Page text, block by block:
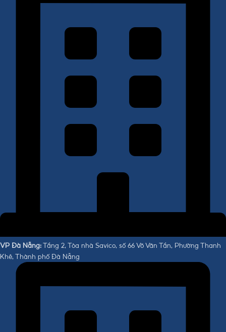
VP Đà Nẵng: Tầng 2, Tòa nhà Savico, số 66 Võ Văn Tần, Phường Thanh
Khê, Thành phố Đà Nẵng